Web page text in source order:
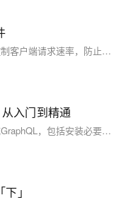
在ASP.NET Core中，速率限制中间件用于控制客户端请求速率，防止服务器过载并提高安全性。通过`AddRateLimiter`注册服务，并配置不同策略如固定窗口、滑动窗口、令牌桶和并发限制。这些策略可在全局、控制器或动作级别应用，支持自定义响应处理。使用中间件`UseRateLimiter`启用限流功能，并可通过属性禁用特定控制器或动作的限流。这有助于有效保护API免受滥用和过载。 欢迎关注我的公众号：Net分享 （239字符）
入门到精通
本文详细介绍了如何在ASP.NET Core中集成GraphQL，包括安装必要的NuGet包、创建GraphQL Schema、配置GraphQL服务等步骤。同时，文章还探讨了常见问题及其解决方法，如处理复杂查询、错误处理、性能优化和实现认证授权等，旨在帮助开发者构建灵活且高效的API。
」